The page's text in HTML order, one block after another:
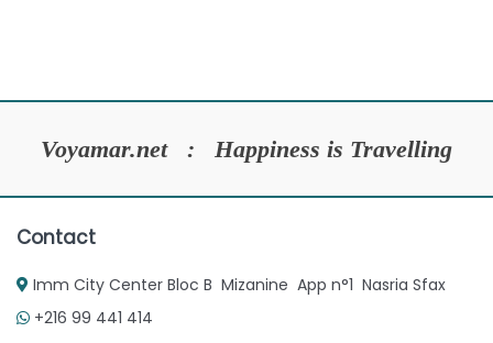
Voyamar.net : Happiness is Travelling
Contact
Imm City Center Bloc B Mizanine App n°1 Nasria Sfax
+216 99 441 414